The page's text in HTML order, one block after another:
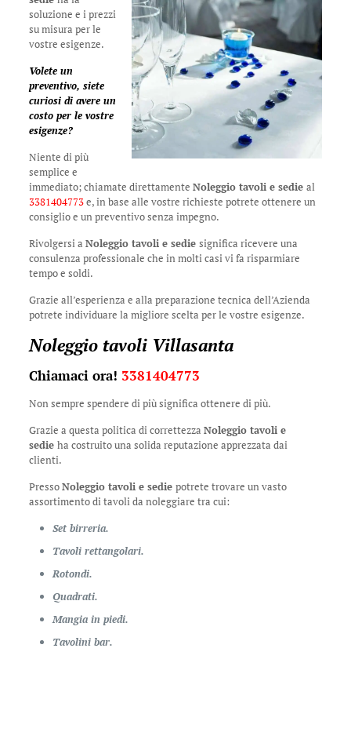
soluzione e i prezzi
su misura per le
vostre esigenze.
Volete un
preventivo, siete
curiosi di avere un
costo per le vostre
esigenze?
Niente di più
semplice e
immediato; chiamate direttamente Noleggio tavoli e sedie al
3381404773e, in base alle vostre richieste potrete ottenere un
consiglio e un preventivo senza impegno.
Rivolgersi a Noleggio tavoli e sedie significa ricevere una
consulenza professionale che in molti casi vi fa risparmiare
tempo e soldi.
Grazie all’esperienza e alla preparazione tecnica dell’Azienda
potrete individuare la migliore scelta per le vostre esigenze.
Noleggio tavoli Villasanta
Chiamaci ora! 3381404773
Non sempre spendere di più significa ottenere di più.
Grazie a questa politica di correttezza Noleggio tavoli e
sedie ha costruito una solida reputazione apprezzata dai
clienti.
PressoNoleggio tavoli e sedie potrete trovare un vasto
assortimento di tavoli da noleggiare tra cui:
Set birreria.
Tavoli rettangolari.
Rotondi.
Quadrati.
Mangia in piedi.
Tavolini bar.